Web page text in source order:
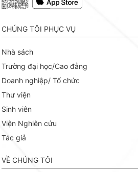
CHÚNG TÔI PHỤC VỤ
Nhà sách
Trường đại học/Cao đẳng
Doanh nghiệp/ Tổ chức
Thư viện
Sinh viên
Viện Nghiên cứu
Tác giả
VỀ CHÚNG TÔI